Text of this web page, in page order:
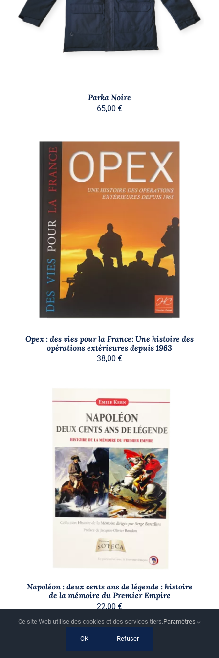
PLUSIEURS
VARIATIONS.
LES
OPTIONS
PEUVENT
Parka Noire
65,00 €
AJOUTER AU PANIER
DÉTAILS
Opex : des vies pour la France: Une histoire des
opérations extérieures depuis 1963
38,00 €
AJOUTER AU PANIER
/
Napoléon : deux cents ans de légende : histoire
de la mémoire du Premier Empire
22,00 €
Ce site Web utilise des cookies et des services tiers.Paramètres
OK Refuser